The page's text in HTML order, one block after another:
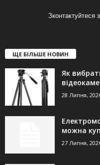
Зконтактуйтеся
ЩЕ БІЛЬШЕ НОВИН
Як
28 Липня,
можна
27 Липня,